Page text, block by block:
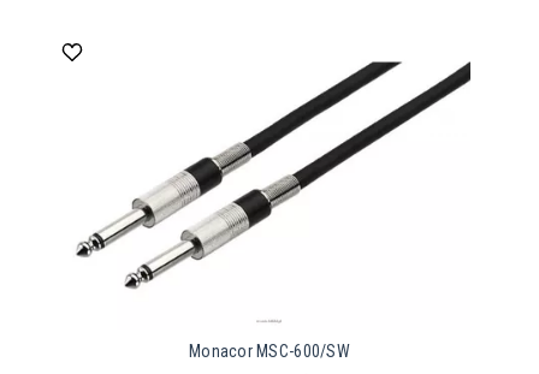
Monacor MSC-600/SW